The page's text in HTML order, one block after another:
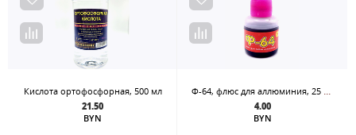
Кислота ортофосфорная, 500 мл
21.50
BYN
Ф-64, флюс для аллюминия, 25 мл.
4.00
BYN